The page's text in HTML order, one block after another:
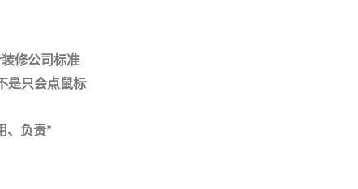
修公司标准
是只会点鼠标
、负责”